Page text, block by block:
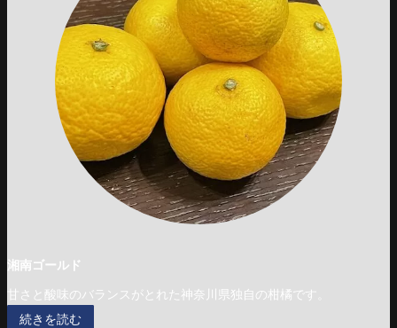
湘南ゴールド
甘さと酸味のバランスがとれた神奈川県独自の柑橘です。
続きを読む